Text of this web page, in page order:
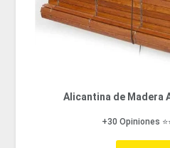
Alicantina de Madera
+30 Opiniones